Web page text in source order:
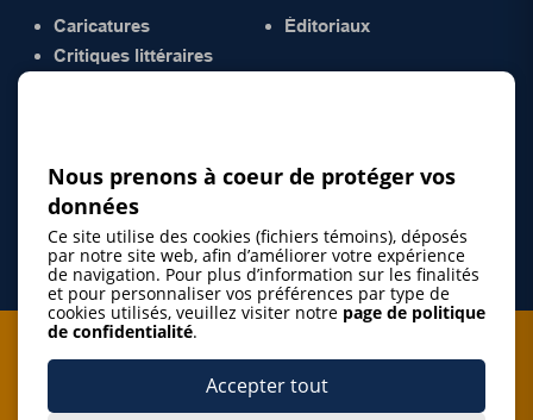
Caricatures
Critiques littéraires
Éditoriaux
Je m'abonne à l'infolettre
Nous prenons à coeur de protéger vos
données
Ce site utilise des cookies (fichiers témoins), déposés
par notre site web, afin d’améliorer votre expérience
de navigation. Pour plus d’information sur les finalités
et pour personnaliser vos préférences par type de
cookies utilisés, veuillez visiter notre page de politique
de confidentialité.
Accepter tout